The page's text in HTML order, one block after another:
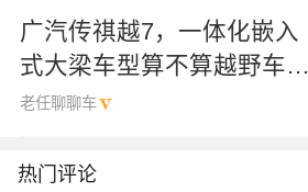
广汽传祺越7，一体化嵌入
式大梁车型算不算越野车？
#传祺越7#越野车
老任聊聊车
热门评论